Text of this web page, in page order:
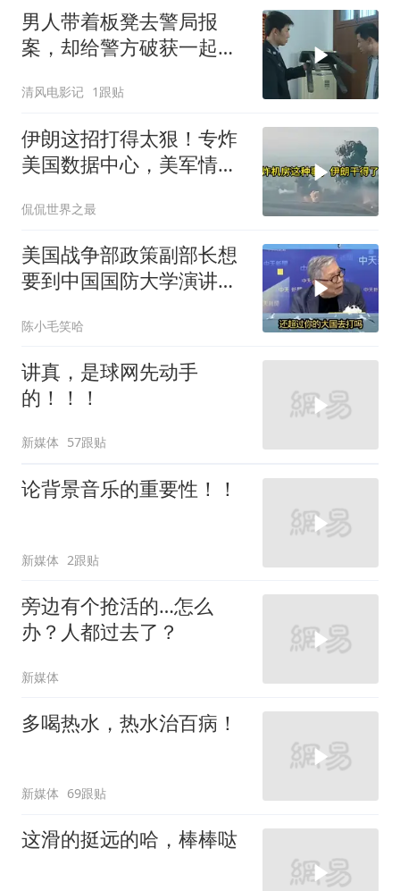
男人带着板凳去警局报
案，却给警方破获一起强
清风电影记 1跟贴
伊朗这招打得太狠！专炸
美国数据中心，美军情报
还致命
侃侃世界之最
美国战争部政策副部长想
要到中国国防大学演讲？
陈小毛笑哈
讲真，是球网先动手
的！！！
新媒体 57跟贴
论背景音乐的重要性！！
新媒体 2跟贴
旁边有个抢活的…怎么
办？人都过去了？
新媒体
多喝热水，热水治百病！
新媒体 69跟贴
这滑的挺远的哈，棒棒哒